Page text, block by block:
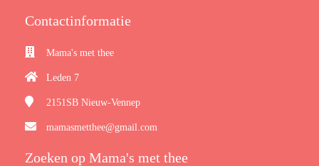
Contactinformatie
Mama's met thee
Leden 7
2151SB Nieuw-Vennep
mamasmetthee@gmail.com
Zoeken op Mama's met thee